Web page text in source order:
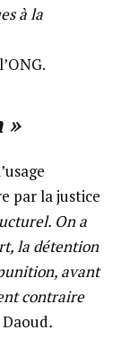
à la
»
par la justice
On a
la détention
avant
contraire
.